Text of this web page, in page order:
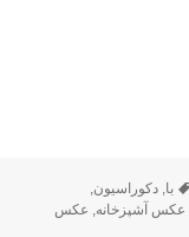
برچسب‌ها
با,دکوراسیون,
عکس آشپزخانه, عکس